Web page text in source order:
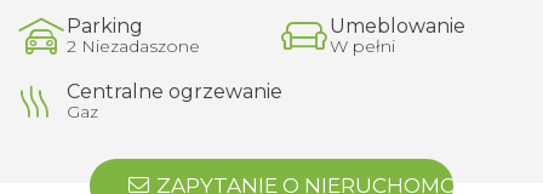
Parking
2 Niezadaszone
Umeblowanie
W pełni
Centralne ogrzewanie
Gaz
ZAPYTANIE O NIERUCHOMOŚĆ